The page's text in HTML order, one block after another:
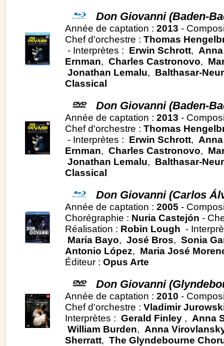
Don Giovanni (Baden-
Année de captation : 2013 -
Chef d'orchestre : Thomas
- Interprètes : Erwin Schrott,
Ernman, Charles Castronovo,
Jonathan Lemalu, Balthasar-
Classical
Don Giovanni (Baden-
Année de captation : 2013 -
Chef d'orchestre : Thomas
- Interprètes : Erwin Schrott,
Ernman, Charles Castronovo,
Jonathan Lemalu, Balthasar-
Classical
Don Giovanni (Carlos
Année de captation : 2005 -
Chorégraphie : Nuria Castejón -
Réalisation : Robin Lough -
Maria Bayo, José Bros, Sonia
Antonio López, Maria José
Éditeur : Opus Arte
Don Giovanni
Année de captation : 2010 -
Chef d'orchestre : Vladimir
Interprètes : Gerald Finley , Anna
William Burden, Anna
Sherratt, The Glyndebourne